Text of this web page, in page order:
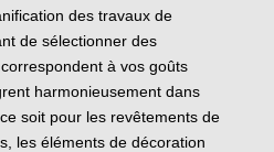
des travaux de
de sélectionner des
à vos goûts
harmonieusement dans
soit pour les revêtements de
les éléments de décoration